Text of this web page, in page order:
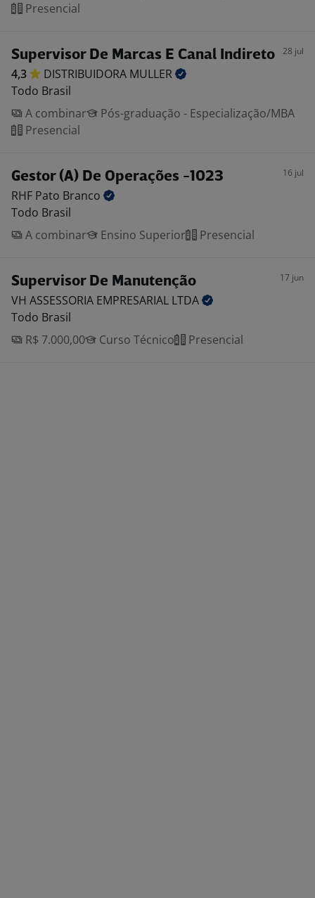
Presencial
Supervisor De Marcas E Canal Indireto 28 jul
4,3 DISTRIBUIDORA MULLER
Todo Brasil
A combinar
Pós-graduação - Especialização/MBA
Presencial
Gestor (A) De Operações -1023 16 jul
RHF Pato Branco
Todo Brasil
A combinar
Ensino Superior Presencial
Supervisor De Manutenção 17 jun
VH ASSESSORIA EMPRESARIAL LTDA
Todo Brasil
R$ 7.000,00
Curso Técnico Presencial